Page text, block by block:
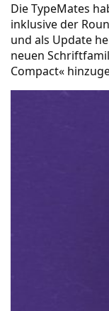
Die TypeMates
inklusive der
und als Update
neuen
Compact«